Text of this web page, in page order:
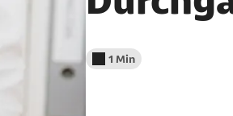
Lesedauer weniger als
1 Min